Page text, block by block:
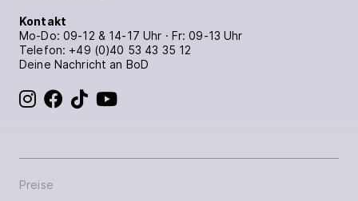
Kontakt
Mo-Do: 09-12 & 14-17 Uhr · Fr: 09-13 Uhr
Telefon: +49 (0)40 53 43 35 12
Deine Nachricht an BoD
BoD bei Instagram
BoD bei Facebook
BoD bei TikTok
Preise